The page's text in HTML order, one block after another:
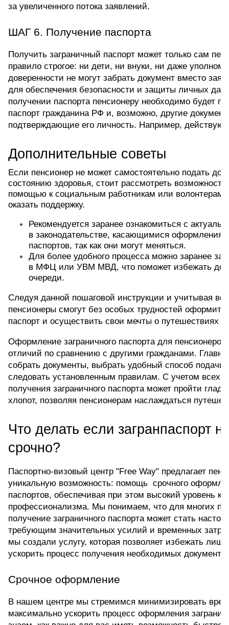
за увеличенного потока заявлений.
ШАГ 6. Получение паспорта
Получить заграничный паспорт может только сам
правило строгое: ни дети, ни внуки, ни даже
доверенности не могут забрать документ вместо
для обеспечения безопасности и защиты личных
получении паспорта пенсионеру необходимо будет
паспорт гражданина РФ и, возможно, другие
подтверждающие его личность. Например,
Дополнительные советы
Если пенсионер не может самостоятельно подать
состоянию здоровья, стоит рассмотреть
помощью к социальным работникам или волонтерам,
оказать поддержку.
Рекомендуется заранее ознакомиться с
в законодательстве, касающимися оформления
паспортов, так как они могут меняться.
Для более удобного процесса можно заранее
в МФЦ или УВМ МВД, что поможет избежать
очереди.
Следуя данной пошаговой инструкции и учитывая
пенсионеры смогут без особых трудностей оформить
паспорт и осуществить свои мечты о путешествиях
Оформление заграничного паспорта для
отличий по сравнению с другими гражданами.
собрать документы, выбрать удобный способ подачи
следовать установленным правилам. С учетом всех
получения заграничного паспорта может пройти
хлопот, позволяя пенсионерам наслаждаться
Что делать если загранпаспорт
срочно?
Паспортно-визовый центр "Free Way" предлагает
уникальную возможность: помощь  срочного
паспортов, обеспечивая при этом высокий уровень
профессионализма. Мы понимаем, что для многих
получение заграничного паспорта может стать
требующим значительных усилий и временных
мы создали услугу, которая позволяет избежать
ускорить процесс получения необходимых
Срочное оформление
В нашем центре мы стремимся минимизировать
максимально ускорить процесс оформления